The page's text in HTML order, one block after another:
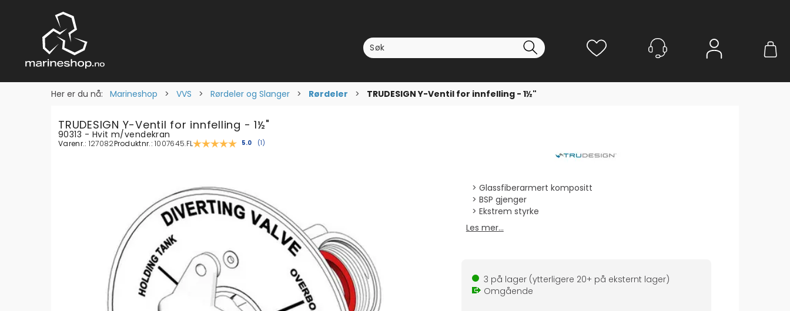
Her er du nå: Marineshop > VVS > Rørdeler og Slanger > Rørdeler > TRUDESIGN Y-Ventil for innfelling - 1½"
TRUDESIGN Y-Ventil for innfelling - 1½"
90313 - Hvit m/vendekran
Varenr.: 127082Produktnr.:1007645.FL Gjennomsnittskarakter:
5.0 (stemmer:
1)
Glassfiberarmert kompositt
BSP gjenger
Ekstrem styrke
Les mer...
3 på lager(ytterligere 20+ på eksternt lager)
Omgående